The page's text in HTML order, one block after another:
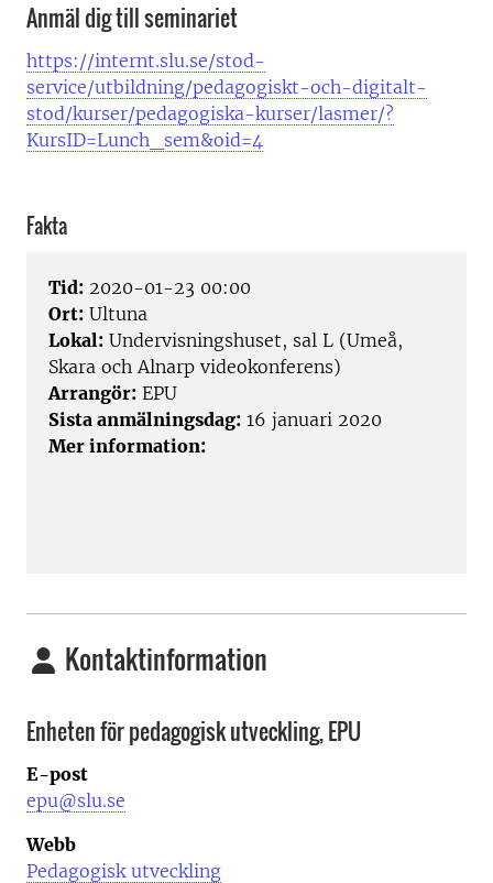
Anmäl dig till seminariet
https://internt.slu.se/stod-
service/utbildning/pedagogiskt-och-digitalt-
stod/kurser/pedagogiska-kurser/lasmer/?
KursID=Lunch_sem&oid=4
Fakta
Tid: 2020-01-23 00:00
Ort: Ultuna
Lokal: Undervisningshuset, sal L (Umeå,
Skara och Alnarp videokonferens)
Arrangör: EPU
Sista anmälningsdag: 16 januari 2020
Mer information:
Kontaktinformation
Enheten för pedagogisk utveckling, EPU
E-post
epu@slu.se
Webb
Pedagogisk utveckling